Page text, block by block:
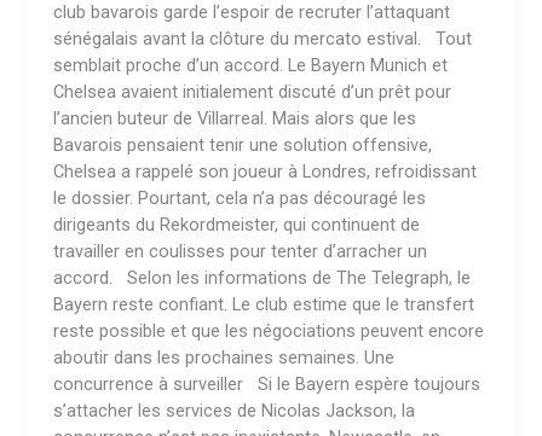
club bavarois garde l’espoir de recruter l’attaquant
sénégalais avant la clôture du mercato estival. Tout
semblait proche d’un accord. Le Bayern Munich et
Chelsea avaient initialement discuté d’un prêt pour
l’ancien buteur de Villarreal. Mais alors que les
Bavarois pensaient tenir une solution offensive,
Chelsea a rappelé son joueur à Londres, refroidissant
le dossier. Pourtant, cela n’a pas découragé les
dirigeants du Rekordmeister, qui continuent de
travailler en coulisses pour tenter d’arracher un
accord. Selon les informations de The Telegraph, le
Bayern reste confiant. Le club estime que le transfert
reste possible et que les négociations peuvent encore
aboutir dans les prochaines semaines. Une
concurrence à surveiller Si le Bayern espère toujours
s’attacher les services de Nicolas Jackson, la